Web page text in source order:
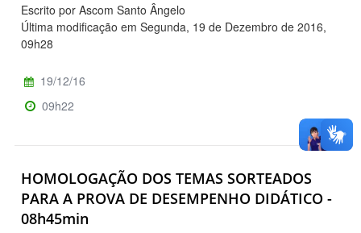
Escrito por Ascom Santo Ângelo
Última modificação em Segunda, 19 de Dezembro de 2016,
09h28
19/12/16
09h22
HOMOLOGAÇÃO DOS TEMAS SORTEADOS
PARA A PROVA DE DESEMPENHO DIDÁTICO -
08h45min